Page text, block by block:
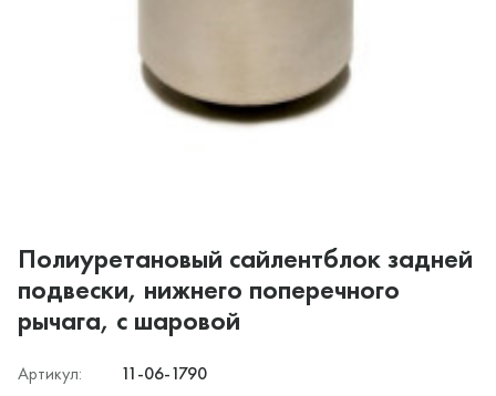
Полиуретановый сайлентблок задней
подвески, нижнего поперечного
рычага, с шаровой
Артикул:
11-06-1790